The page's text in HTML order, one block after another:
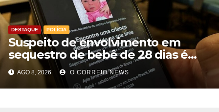
DESTAQUE POLÍCIA
Suspeito de envolvimento em
sequestro de bebê de 28 dias é
preso na Capital
AGO 8, 2026 O CORREIO NEWS